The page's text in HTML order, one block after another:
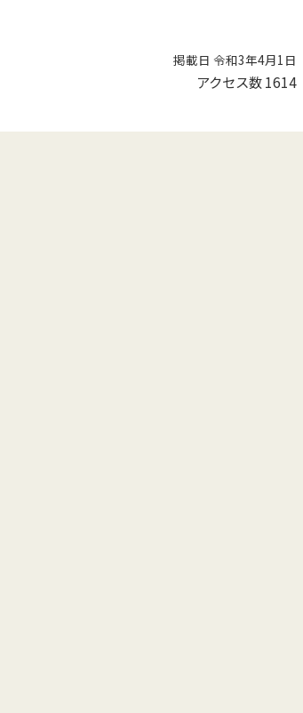
掲載日 令和3年4月1日
アクセス数1614